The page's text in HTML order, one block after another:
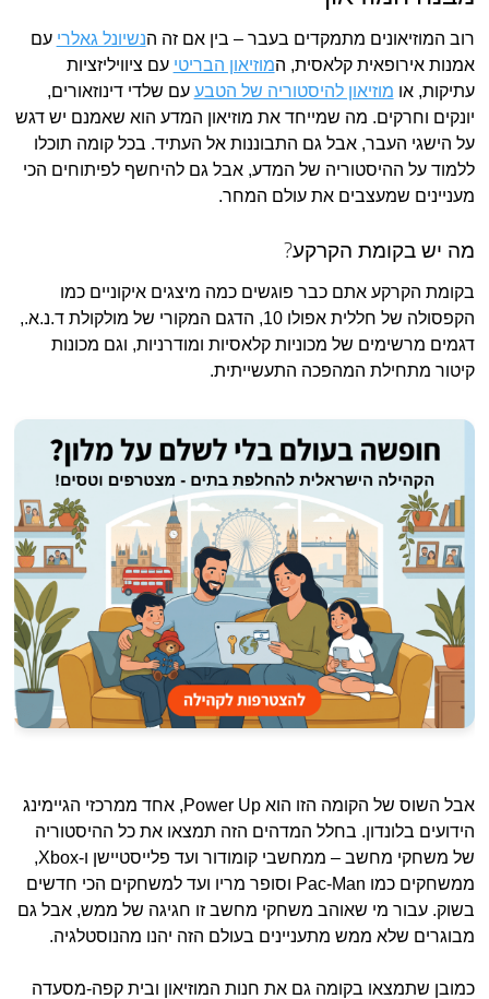
רוב המוזיאונים מתמקדים בעבר – בין אם זה הנשיונל גאלרי עם
אמנות אירופאית קלאסית, המוזיאון הבריטי עם ציוויליזציות
עתיקות, או מוזיאון להיסטוריה של הטבע עם שלדי דינוזאורים,
יונקים וחרקים. מה שמייחד את מוזיאון המדע הוא שאמנם יש דגש
על הישגי העבר, אבל גם התבוננות אל העתיד. בכל קומה תוכלו
ללמוד על ההיסטוריה של המדע, אבל גם להיחשף לפיתוחים הכי
מעניינים שמעצבים את עולם המחר.
מה יש בקומת הקרקע?
בקומת הקרקע אתם כבר פוגשים כמה מיצגים איקוניים כמו
הקפסולה של חללית אפולו 10, הדגם המקורי של מולקולת ד.נ.א.,
דגמים מרשימים של מכוניות קלאסיות ומודרניות, וגם מכונות
קיטור מתחילת המהפכה התעשייתית.
אבל השוס של הקומה הזו הוא Power Up, אחד ממרכזי הגיימינג
הידועים בלונדון. בחלל המדהים הזה תמצאו את כל ההיסטוריה
של משחקי מחשב – ממחשבי קומודור ועד פלייסטיישן ו-Xbox,
ממשחקים כמו Pac-Man וסופר מריו ועד למשחקים הכי חדשים
בשוק. עבור מי שאוהב משחקי מחשב זו חגיגה של ממש, אבל גם
מבוגרים שלא ממש מתעניינים בעולם הזה יהנו מהנוסטלגיה.
כמובן שתמצאו בקומה גם את חנות המוזיאון ובית קפה-מסעדה